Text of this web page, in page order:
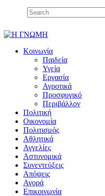
Κοινωνία
Παιδεία
Υγεία
Εργασία
Αγροτικά
Προσφυγικό
Περιβάλλον
Πολιτική
Οικονομία
Πολιτισμός
Αθλητικά
Αγγελίες
Αστυνομικά
Συνεντεύξεις
Απόψεις
Αγορά
Επικοινωνία